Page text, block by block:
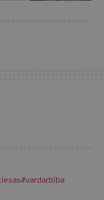
#vardarbība